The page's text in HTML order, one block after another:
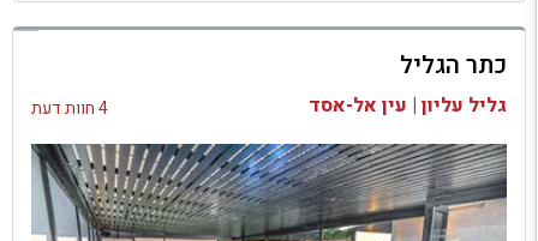
למתחם זה
בדיקת זמינות ומחירים
כתר הגליל
גליל עליון | עין אל-אסד 4 חוות דעת